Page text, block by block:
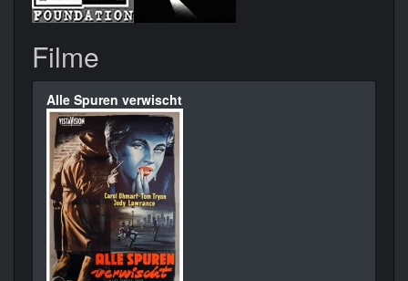
Filme
Alle Spuren verwischt